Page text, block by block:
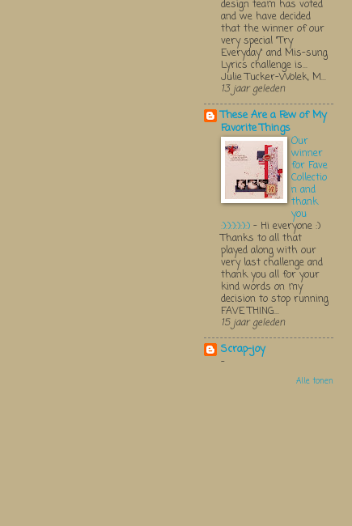
design team has voted
and we have decided
that the winner of our
very special "Try
Everyday" and Mis-sung
Lyrics challenge is...
Julie Tucker-Wolek, M...
13 jaar geleden
These Are a Few of My
Favorite Things
Our
winner
for Fave
Collectio
n and
thank
you
:):):):):):) - Hi everyone :)
Thanks to all that
played along with our
very last challenge and
thank you all for your
kind words on my
decision to stop running
FAVE THING...
15 jaar geleden
Scrap-joy
-
Alle tonen